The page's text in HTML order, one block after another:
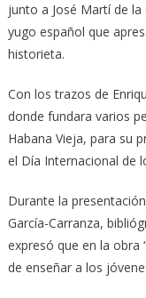
junto a José Martí de la
yugo español que
historieta.
Con los trazos de
donde fundara varios
Habana Vieja, para su
el Día Internacional de
Durante la
García-Carranza,
expresó que en la obra
de enseñar a los